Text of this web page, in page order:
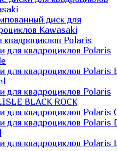
диск для
Kawasaki​
квадроциклов Polaris
для квадроциклов Polaris
для квадроциклов Polaris
для квадроциклов Polaris
BLACK ROCK
для квадроциклов Polaris
для квадроциклов Polaris
для квадроциклов Polaris